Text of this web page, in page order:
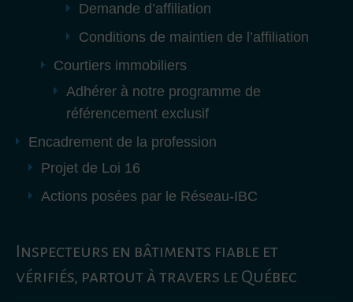
Demande d’affiliation
Conditions de maintien de l’affiliation
Courtiers immobiliers
Adhérer à notre programme de
référencement exclusif
Encadrement de la profession
Projet de Loi 16
Actions posées par le Réseau-IBC
Inspecteurs en bâtiments fiable et
vérifiés, partout à travers le Québec